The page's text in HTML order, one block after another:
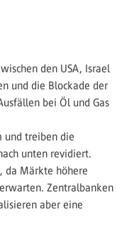
den USA, Israel
und die Blockade der
bei Öl und Gas
und treiben die
unten revidiert.
da Märkte höhere
­Zentralbanken
aber eine